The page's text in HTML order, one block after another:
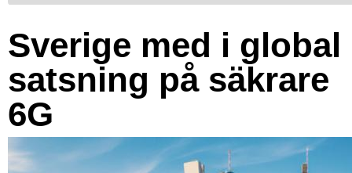
Sverige med i global
satsning på säkrare
6G